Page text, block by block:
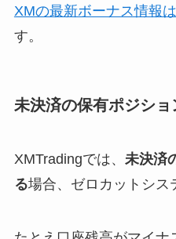
XMの最新ボーナス情報
す。
未決済の保有ポジショ
XMTradingでは、 未決済
る場合、ゼロカットシス